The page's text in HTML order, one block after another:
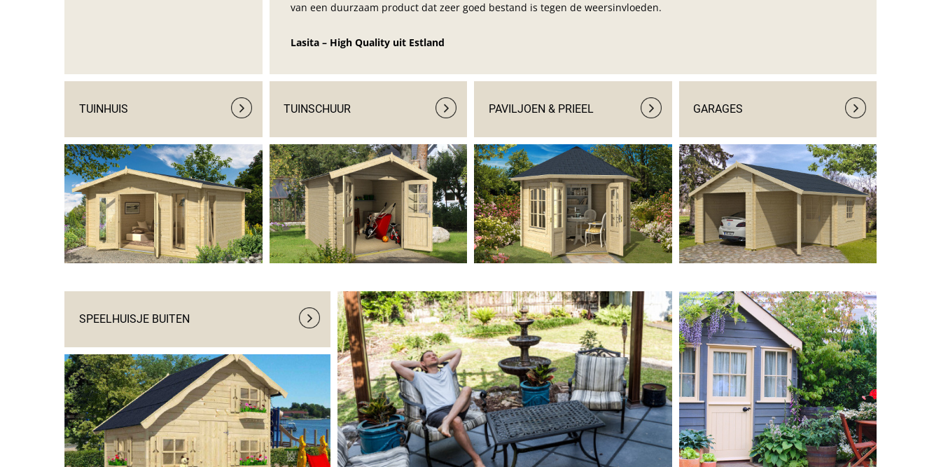
van een duurzaam product dat zeer goed bestand is tegen de weersinvloeden.
Lasita – High Quality uit Estland
TUINSCHUUR
SPEELHUISJE BUITEN
GARAGES
PAVILJOEN & PRIEEL
TUINHUIS